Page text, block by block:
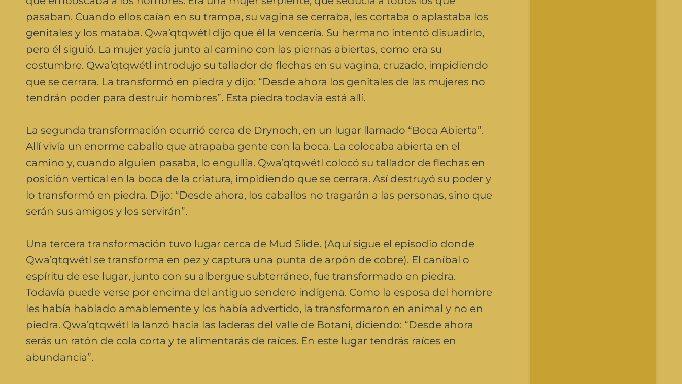
pasaban. Cuando ellos caían en su trampa, su vagina se cerraba, les cortaba o aplastaba los
genitales y los mataba. Qwa’qtqwétl dijo que él la vencería. Su hermano intentó disuadirlo,
pero él siguió. La mujer yacía junto al camino con las piernas abiertas, como era su
costumbre. Qwa’qtqwétl introdujo su tallador de flechas en su vagina, cruzado, impidiendo
que se cerrara. La transformó en piedra y dijo: “Desde ahora los genitales de las mujeres no
tendrán poder para destruir hombres”. Esta piedra todavía está allí.
La segunda transformación ocurrió cerca de Drynoch, en un lugar llamado “Boca Abierta”.
Allí vivía un enorme caballo que atrapaba gente con la boca. La colocaba abierta en el
camino y, cuando alguien pasaba, lo engullía. Qwa’qtqwétl colocó su tallador de flechas en
posición vertical en la boca de la criatura, impidiendo que se cerrara. Así destruyó su poder y
lo transformó en piedra. Dijo: “Desde ahora, los caballos no tragarán a las personas, sino que
serán sus amigos y los servirán”.
Una tercera transformación tuvo lugar cerca de Mud Slide. (Aquí sigue el episodio donde
Qwa’qtqwétl se transforma en pez y captura una punta de arpón de cobre). El caníbal o
espíritu de ese lugar, junto con su albergue subterráneo, fue transformado en piedra.
Todavía puede verse por encima del antiguo sendero indígena. Como la esposa del hombre
les había hablado amablemente y los había advertido, la transformaron en animal y no en
piedra. Qwa’qtqwétl la lanzó hacia las laderas del valle de Botani, diciendo: “Desde ahora
serás un ratón de cola corta y te alimentarás de raíces. En este lugar tendrás raíces en
abundancia”.